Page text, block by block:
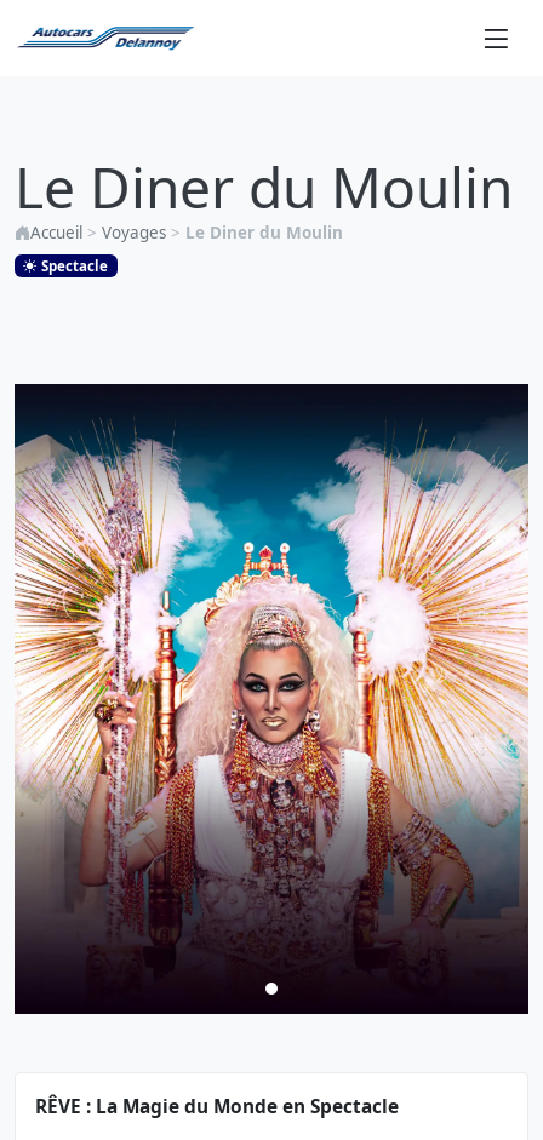
du
Moulin
Le Diner du Moulin
Accueil > Voyages > Le Diner du Moulin
Spectacle
RÊVE : La Magie du Monde en Spectacle